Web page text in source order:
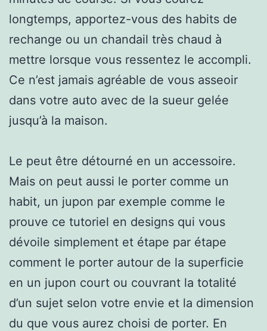
longtemps, apportez-vous des habits de
rechange ou un chandail très chaud à
mettre lorsque vous ressentez le accompli.
Ce n’est jamais agréable de vous asseoir
dans votre auto avec de la sueur gelée
jusqu’à la maison.
Le peut être détourné en un accessoire.
Mais on peut aussi le porter comme un
habit, un jupon par exemple comme le
prouve ce tutoriel en designs qui vous
dévoile simplement et étape par étape
comment le porter autour de la superficie
en un jupon court ou couvrant la totalité
d’un sujet selon votre envie et la dimension
du que vous aurez choisi de porter. En